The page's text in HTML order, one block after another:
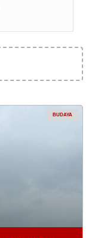
BUDAYA